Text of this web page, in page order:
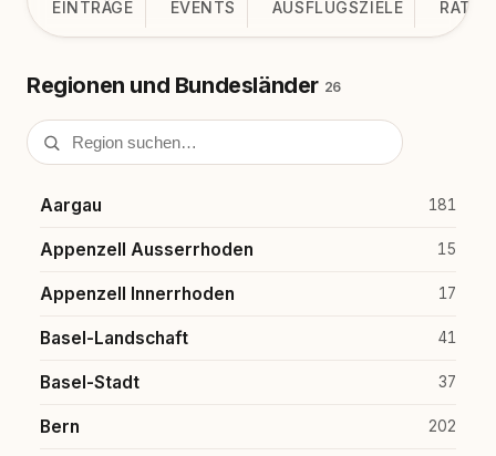
EINTRÄGE EVENTS AUSFLUGSZIELE
Regionen und Bundesländer 26
Aargau 181
Appenzell Ausserrhoden 15
Appenzell Innerrhoden 17
Basel-Landschaft 41
Basel-Stadt 37
Bern 202